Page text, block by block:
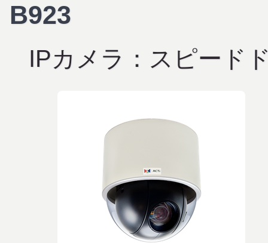
B923
IPカメラ：スピード